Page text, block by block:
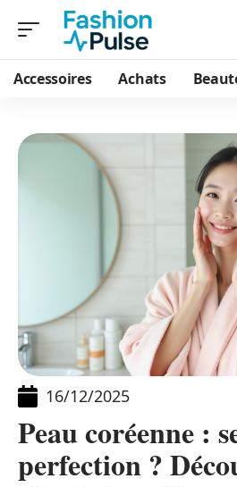
Accessoires Achats
16/12/2025
Peau coréenne :
perfection ?